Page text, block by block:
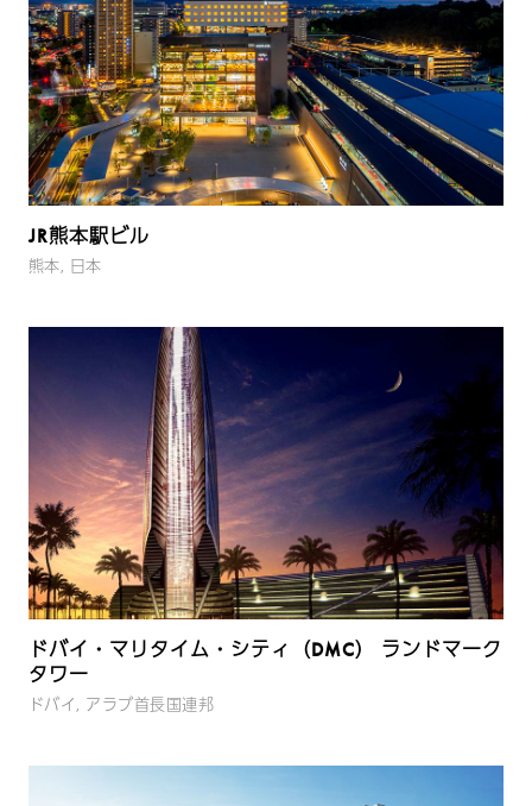
JR熊本駅ビル
熊本, 日本
ドバイ・マリタイム・シティ（DMC） ランドマーク
タワー
ドバイ, アラブ首長国連邦